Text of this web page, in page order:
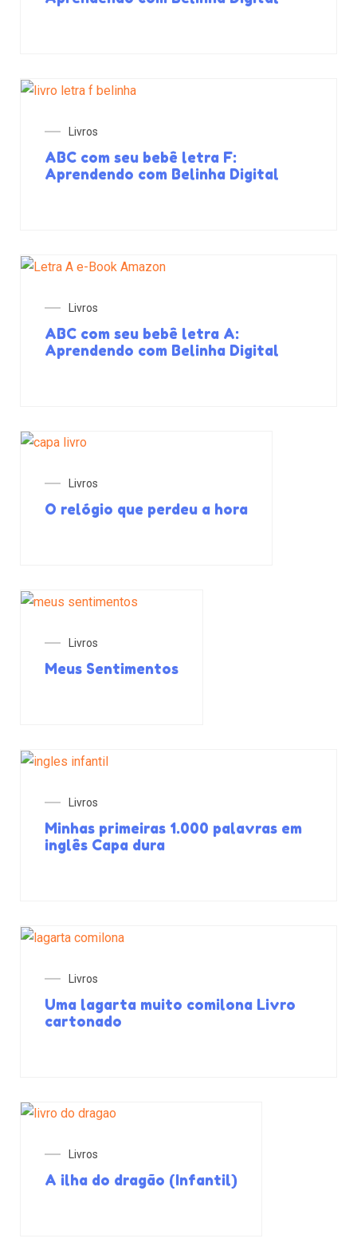
Livros
ABC com seu bebê letra F:
Aprendendo com Belinha Digital
Livros
ABC com seu bebê letra A:
Aprendendo com Belinha Digital
Livros
O relógio que perdeu a hora
Livros
Meus Sentimentos
Livros
Minhas primeiras 1.000 palavras em
inglês Capa dura
Livros
Uma lagarta muito comilona Livro
cartonado
Livros
A ilha do dragão (Infantil)